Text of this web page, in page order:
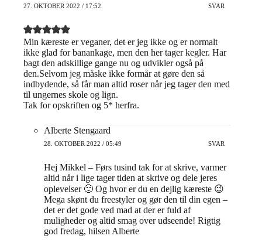
27. OKTOBER 2022 / 17:52 SVAR
Min kæreste er veganer, det er jeg ikke og er normalt
ikke glad for banankage, men den her tager kegler. Har
bagt den adskillige gange nu og udvikler også på
den.Selvom jeg måske ikke formår at gøre den så
indbydende, så får man altid roser når jeg tager den med
til ungernes skole og lign.
Tak for opskriften og 5* herfra.
Alberte Stengaard
28. OKTOBER 2022 / 05:49 SVAR
Hej Mikkel – Førs tusind tak for at skrive, varmer
altid når i lige tager tiden at skrive og dele jeres
oplevelser 🙂 Og hvor er du en dejlig kæreste 😉
Mega skønt du freestyler og gør den til din egen –
det er det gode ved mad at der er fuld af
muligheder og altid smag over udseende! Rigtig
god fredag, hilsen Alberte